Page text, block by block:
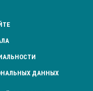
ДАННЫХ